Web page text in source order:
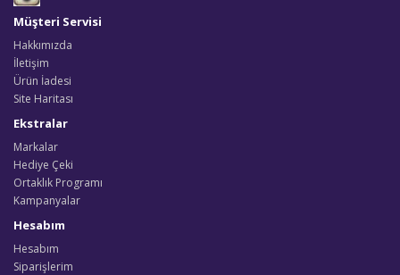
Müşteri Servisi
Hakkımızda
İletişim
Ürün İadesi
Site Haritası
Ekstralar
Markalar
Hediye Çeki
Ortaklık Programı
Kampanyalar
Hesabım
Hesabım
Siparişlerim